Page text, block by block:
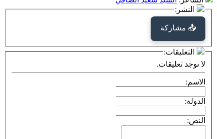
النشر:
📤 مشاركة
التعليقات:
لا توجد تعليقات.
الاسم:
الدولة:
النص: